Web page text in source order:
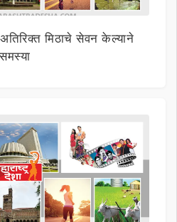
मिठाचे सेवन केल्याने